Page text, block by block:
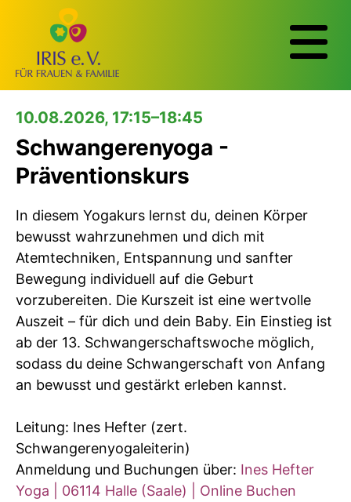
10.08.2026, 17:15–18:45
Schwangerenyoga -
Präventionskurs
In diesem Yogakurs lernst du, deinen Körper
bewusst wahrzunehmen und dich mit
Atemtechniken, Entspannung und sanfter
Bewegung individuell auf die Geburt
vorzubereiten. Die Kurszeit ist eine wertvolle
Auszeit – für dich und dein Baby. Ein Einstieg ist
ab der 13. Schwangerschaftswoche möglich,
sodass du deine Schwangerschaft von Anfang
an bewusst und gestärkt erleben kannst.
Leitung: Ines Hefter (zert.
Schwangerenyogaleiterin)
Anmeldung und Buchungen über: Ines Hefter
Yoga | 06114 Halle (Saale) | Online Buchen